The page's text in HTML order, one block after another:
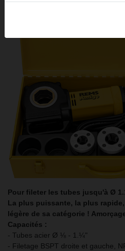
Pour fileter les tubes jusqu'à Ø
La plus puissante, la plus
légère de sa catégorie !
Capacités :
- Tubes acier Ø ⅛ - 1.¼"
- Filetage BSPT droite et gauche,